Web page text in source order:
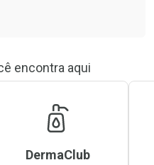
encontra aqui
DermaClub